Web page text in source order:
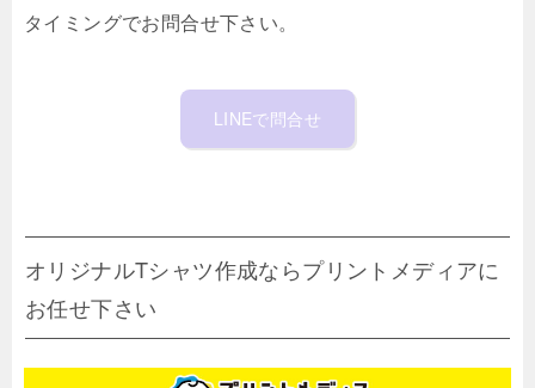
タイミングでお問合せ下さい。
LINEで問合せ
オリジナルTシャツ作成ならプリントメディアに
お任せ下さい